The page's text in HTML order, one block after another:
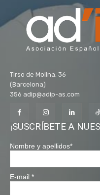
Tirso de Molina, 36
(Barcelona)
356 adip@adip-as.com
¡SUSCRÍBETE A
Nombre y apellidos*
E-mail *